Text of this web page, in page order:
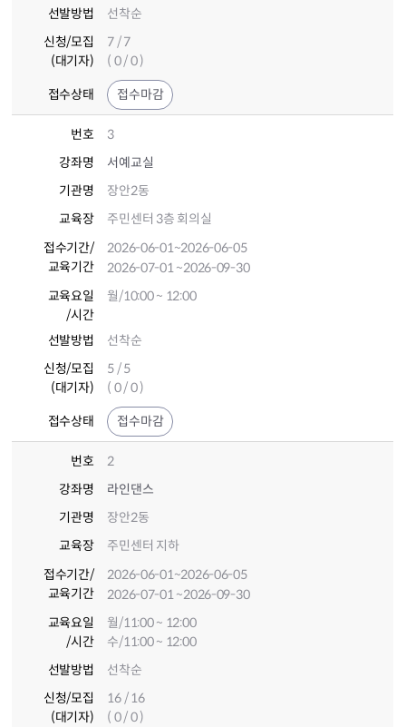
선발방법
선착순
신청/모집
(대기자)
7 / 7
( 0 / 0 )
접수상태 접수마감
번호
3
강좌명
서예교실
기관명
장안2동
교육장
주민센터 3층 회의실
접수기간/
교육기간
2026-06-01~2026-06-05
2026-07-01 ~2026-09-30
교육요일
/시간
월/10:00 ~ 12:00
선발방법
선착순
신청/모집
(대기자)
5 / 5
( 0 / 0 )
접수상태 접수마감
번호
2
강좌명
라인댄스
기관명
장안2동
교육장
주민센터 지하
접수기간/
교육기간
2026-06-01~2026-06-05
2026-07-01 ~2026-09-30
교육요일
/시간
월/11:00 ~ 12:00
수/11:00 ~ 12:00
선발방법
선착순
신청/모집
(대기자)
16 / 16
( 0 / 0 )